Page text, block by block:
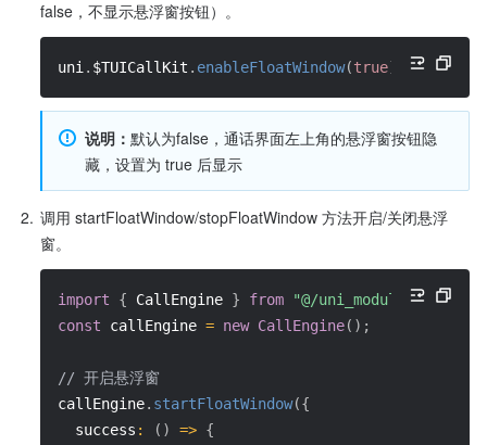
false，不显示悬浮窗按钮）。
uni . $TUICallKit . enableFloatWindow(true)
说明： 默认为false，通话界面左上角的悬浮窗按钮隐
藏，设置为 true 后显示
2. 调用 startFloatWindow/stopFloatWindow 方法开启/关闭悬浮
窗。
import { CallEngine } from
"@/uni_modules/
const callEngine = new CallEngine( ) ;
// 开启悬浮窗
callEngine. startFloatWindow({
success : ( ) => {